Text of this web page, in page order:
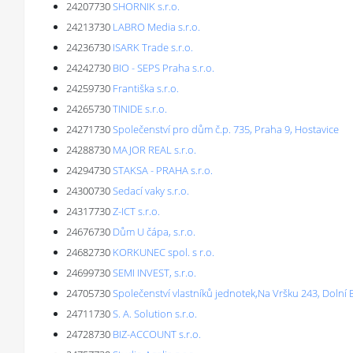
24207730SHORNIK s.r.o.
24213730 LABRO Media s.r.o.
24236730 ISARK Trade s.r.o.
24242730 BIO - SEPS Praha s.r.o.
24259730 Františka s.r.o.
24265730TINIDE s.r.o.
24271730Společenství pro dům č.p. 735, Praha 9, Hostavice
24288730 MAJOR REAL s.r.o.
24294730STAKSA - PRAHA s.r.o.
24300730Sedací vaky s.r.o.
24317730Z-ICT s.r.o.
24676730 Dům U čápa, s.r.o.
24682730 KORKUNEC spol. s r.o.
24699730SEMI INVEST, s.r.o.
24705730Společenství vlastníků jednotek,Na Vršku 243, Dolní
24711730S. A. Solution s.r.o.
24728730 BIZ-ACCOUNT s.r.o.